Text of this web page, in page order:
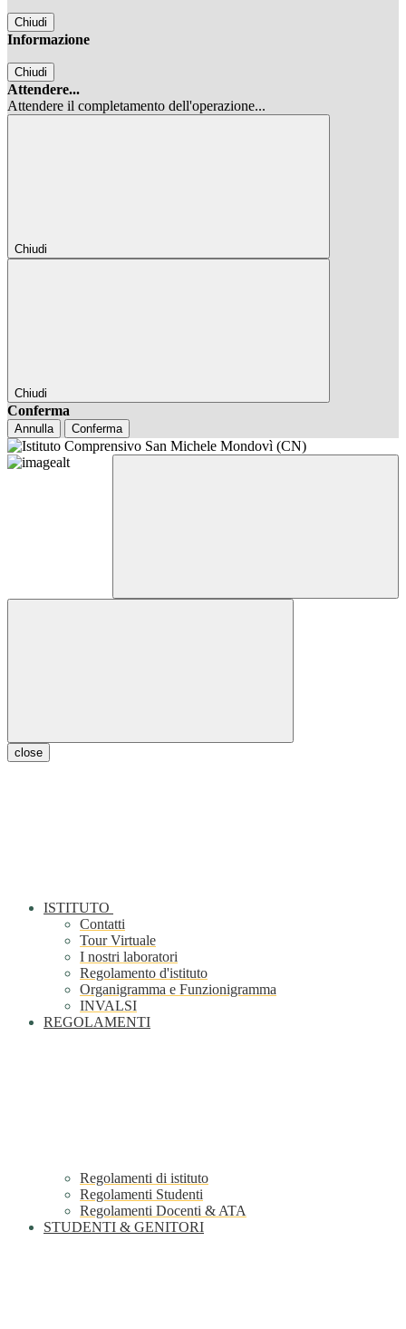
Chiudi
Informazione
Chiudi
Attendere...
Attendere il completamento dell'operazione...
Chiudi
Chiudi
Conferma
Annulla Conferma
close
ISTITUTO
Contatti
Tour Virtuale
I nostri laboratori
Regolamento d'istituto
Organigramma e Funzionigramma
INVALSI
REGOLAMENTI
Regolamenti di istituto
Regolamenti Studenti
Regolamenti Docenti & ATA
STUDENTI & GENITORI